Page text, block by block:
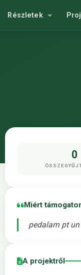
Részletek
0
Miért
pedalam pt
A projektről